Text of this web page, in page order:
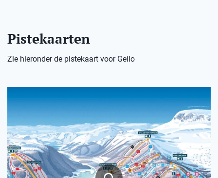
Pistekaarten
Zie hieronder de pistekaart voor Geilo